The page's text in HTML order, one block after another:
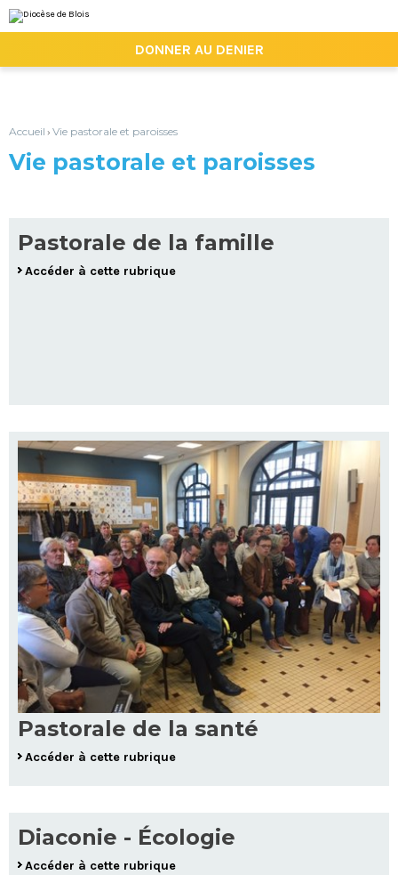
au
contenu.
la
personnels
DONNER AU DENIER
Accueil › Vie pastorale et paroisses
Vie pastorale et paroisses
Pastorale de la famille
Accéder à cette rubrique
Pastorale de la santé
Accéder à cette rubrique
Diaconie - Écologie
Accéder à cette rubrique